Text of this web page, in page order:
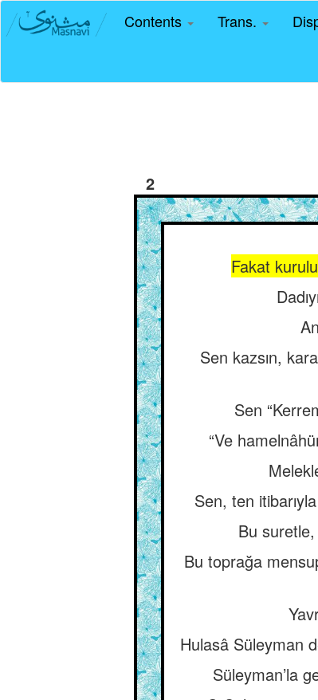
Contents Trans.
2
Fakat
Sen kazsın,
Sen
“Ve
Sen, ten
Bu
Bu toprağa
Hulasâ Süleyman
Süleyman’la